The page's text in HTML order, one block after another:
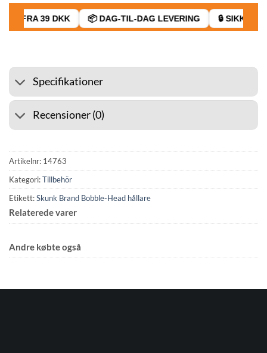
FRA 39 DKK 📦 DAG-TIL-DAG LEVERING 🔒 SIKKER
Specifikationer
Recensioner (0)
Artikelnr: 14763
Kategori:Tillbehör
Etikett:Skunk Brand Bobble-Head hållare
Relaterede varer
Andre købte også